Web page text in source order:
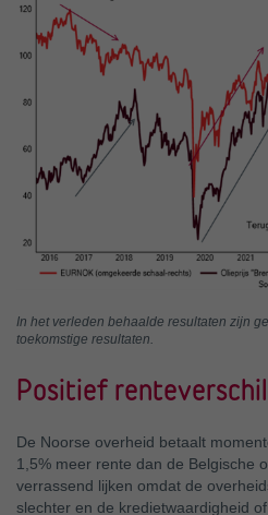
In het verleden behaalde resultaten zijn
toekomstige resultaten.
Positief renteverschil
De Noorse overheid betaalt
1,5% meer rente dan de Belgische
verrassend lijken omdat de
slechter en de kredietwaardigheid